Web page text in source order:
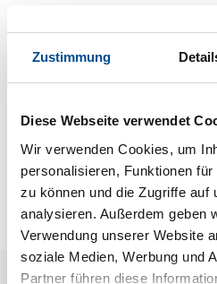
Zustimmung
Diese Webseite verwendet
Wir verwenden Cookies, um
personalisieren, Funktionen
zu können und die Zugriffe auf
analysieren. Außerdem geben
Verwendung unserer Website
soziale Medien, Werbung und
Partner führen diese
Aussenbereich
Gartenmöbel
Neben- und
Die aktuellen
nächsten Schritt im